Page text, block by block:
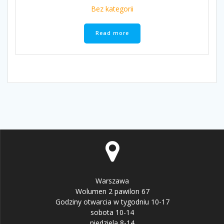
Bez kategorii
Read more
Warszawa
Wolumen 2 pawilon 67
Godziny otwarcia w tygodniu 10-17
sobota 10-14